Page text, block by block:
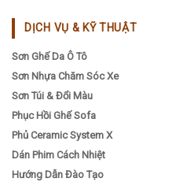
DỊCH VỤ & KỸ THUẬT
Sơn Ghế Da Ô Tô
Sơn Nhựa Chăm Sóc Xe
Sơn Túi & Đổi Màu
Phục Hồi Ghế Sofa
Phủ Ceramic System X
Dán Phim Cách Nhiệt
Hướng Dẫn Đào Tạo